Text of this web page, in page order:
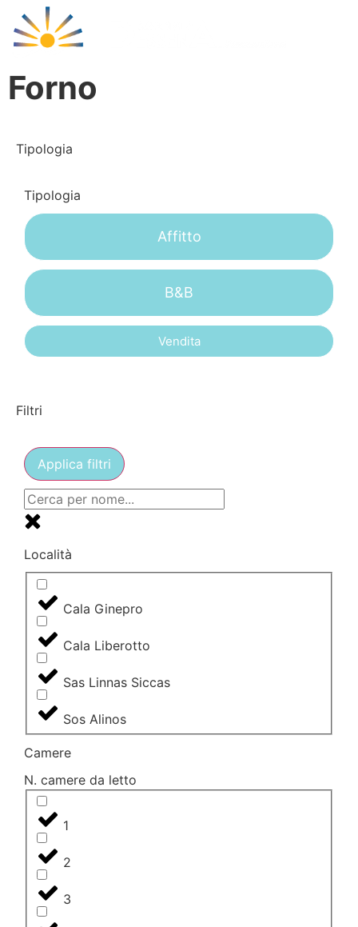
Forno
Tipologia
Tipologia
Affitto
B&B
Vendita
Filtri
Applica filtri
Località
Cala Ginepro
Cala Liberotto
Sas Linnas Siccas
Sos Alinos
Camere
N. camere da letto
1
2
3